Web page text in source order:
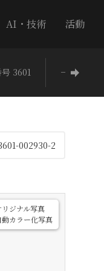
AI・技術 活動
3601 −
002930-2
リジナル写真
動カラー化写真